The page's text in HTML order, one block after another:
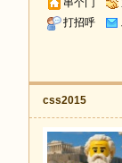
串个门
打招呼
css2015